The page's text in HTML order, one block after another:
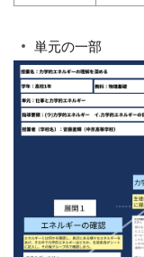
単元の一部